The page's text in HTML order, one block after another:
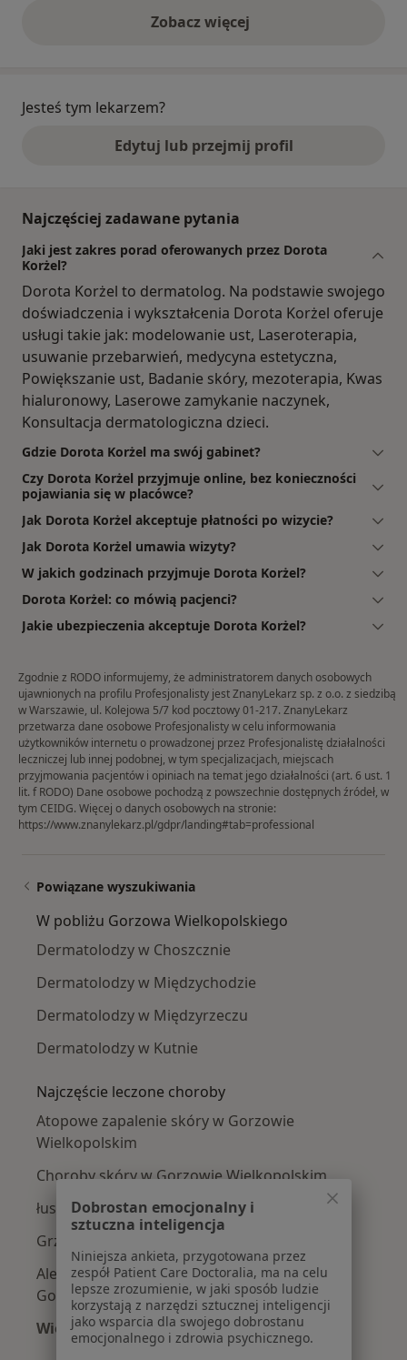
Zobacz więcejopinie powyżej
Jesteś tym lekarzem?
Edytuj lub przejmij profil
Najczęściej zadawane pytania
Jaki jest zakres porad oferowanych przez Dorota
Korżel?
Dorota Korżel to dermatolog. Na podstawie swojego
doświadczenia i wykształcenia Dorota Korżel oferuje
usługi takie jak: modelowanie ust, Laseroterapia,
usuwanie przebarwień, medycyna estetyczna,
Powiększanie ust, Badanie skóry, mezoterapia, Kwas
hialuronowy, Laserowe zamykanie naczynek,
Konsultacja dermatologiczna dzieci.
Gdzie Dorota Korżel ma swój gabinet?
Czy Dorota Korżel przyjmuje online, bez konieczności
pojawiania się w placówce?
Jak Dorota Korżel akceptuje płatności po wizycie?
Jak Dorota Korżel umawia wizyty?
W jakich godzinach przyjmuje Dorota Korżel?
Dorota Korżel: co mówią pacjenci?
Jakie ubezpieczenia akceptuje Dorota Korżel?
Zgodnie z RODO informujemy, że administratorem danych osobowych
ujawnionych na profilu Profesjonalisty jest ZnanyLekarz sp. z o.o. z siedzibą
w Warszawie, ul. Kolejowa 5/7 kod pocztowy 01-217. ZnanyLekarz
przetwarza dane osobowe Profesjonalisty w celu informowania
użytkowników internetu o prowadzonej przez Profesjonalistę działalności
leczniczej lub innej podobnej, w tym specjalizacjach, miejscach
przyjmowania pacjentów i opiniach na temat jego działalności (art. 6 ust. 1
lit. f RODO) Dane osobowe pochodzą z powszechnie dostępnych źródeł, w
tym CEIDG. Więcej o danych osobowych na stronie:
https://www.znanylekarz.pl/gdpr/landing#tab=professional
Powiązane wyszukiwania
W pobliżu Gorzowa Wielkopolskiego
Dermatolodzy w Choszcznie
Dermatolodzy w Międzychodzie
Dermatolodzy w Międzyrzeczu
Dermatolodzy w Kutnie
Najczęście leczone choroby
Atopowe zapalenie skóry w Gorzowie
Wielkopolskim
Choroby skóry w Gorzowie Wielkopolskim
łuszczyca w Gorzowie Wielkopolskim
Grzybica w Gorzowie Wielkopolskim
Alergiczne kontaktowe zapalenie skóry w
Gorzowie Wielkopolskim
Więcej (15)
Więcej w kategorii: Najczęście leczone
Dobrostan emocjonalny i
sztuczna inteligencja
Niniejsza ankieta, przygotowana przez
zespół Patient Care Doctoralia, ma na celu
lepsze zrozumienie, w jaki sposób ludzie
korzystają z narzędzi sztucznej inteligencji
jako wsparcia dla swojego dobrostanu
emocjonalnego i zdrowia psychicznego.